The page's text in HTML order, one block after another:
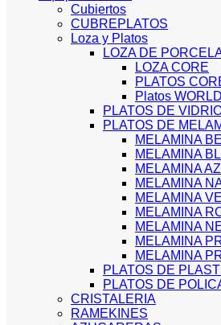
Cubiertos
CUBREPLATOS
Loza y Platos
LOZA DE
LOZA CORE
PLATOS
Platos
PLATOS DE
PLATOS DE
MELAMINA
MELAMINA
MELAMINA
MELAMINA
MELAMINA
MELAMINA
MELAMINA
MELAMINA
MELAMINA
PLATOS DE
PLATOS DE
CRISTALERIA
RAMEKINES